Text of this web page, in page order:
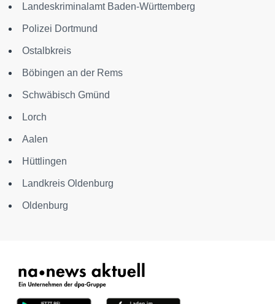
Landeskriminalamt Baden-Württemberg
Polizei Dortmund
Ostalbkreis
Böbingen an der Rems
Schwäbisch Gmünd
Lorch
Aalen
Hüttlingen
Landkreis Oldenburg
Oldenburg